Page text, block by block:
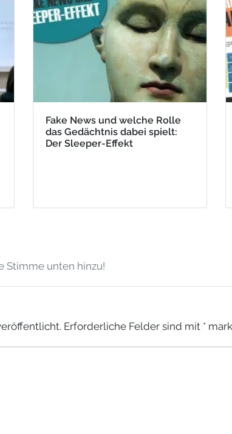
Fake News und welche Rolle
das Gedächtnis dabei spielt:
Der Sleeper-Effekt
Stimme unten hinzu!
Erforderliche Felder sind mit *